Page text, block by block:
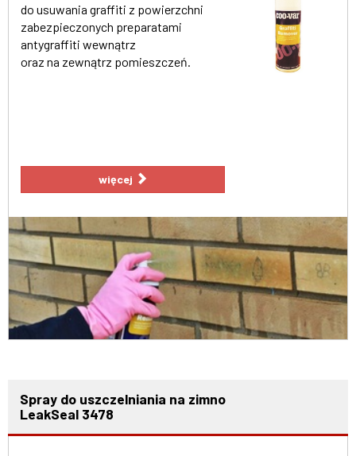
do usuwania graffiti z powierzchni
zabezpieczonych preparatami
antygraffiti wewnątrz
oraz na zewnątrz pomieszczeń.
więcej
Spray do uszczelniania na zimno
LeakSeal 3478